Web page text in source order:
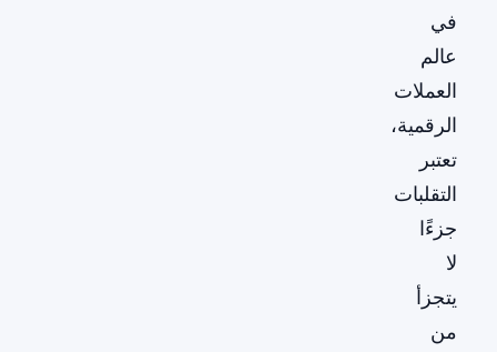
في
عالم
العملات
الرقمية،
تعتبر
التقلبات
جزءًا
لا
يتجزأ
من